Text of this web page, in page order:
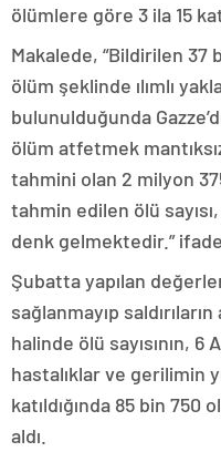
ölümlere göre 3 ila 15
Makalede, “Bildirilen 37
ölüm şeklinde ılımlı
bulunulduğunda
ölüm atfetmek
tahmini olan 2 milyon
tahmin edilen ölü
denk gelmektedir.”
Şubatta yapılan
sağlanmayıp
halinde ölü sayısının, 6
hastalıklar ve gerilimin
katıldığında 85 bin 750
aldı.